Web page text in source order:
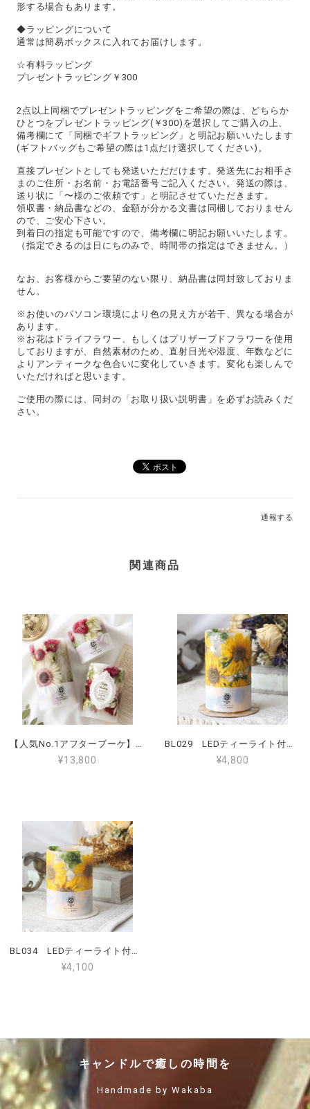
形する場合もあります。
◆ラッピングについて
通常は簡易ボックスに入れてお届けします。
☆有料ラッピング
プレゼントラッピング￥300
2点以上同梱でプレゼントラッピングをご希望の際は、どちらか
ひとつをプレゼントラッピング(￥300)を選択してご購入の上、
備考欄にて「同梱でギフトラッピング」と明記お願いいたします
(ギフトバッグもご希望の際は1点だけ選択してください)。
直接プレゼントとしても発送いただだけます。発送先にお相手さ
まのご住所・お名前・お電話番号ご記入ください。発送の際は、
送り状に「〜様のご依頼です」と明記させていただきます。
領収書・納品書などの、金額が分かる文書は同梱しておりません
ので、ご安心下さい。
到着日の指定も可能ですので、備考欄に明記お願いいたします。
（指定できるのは日にちのみで、時間帯の指定はできません。）
なお、お客様からご要望のない限り、納品書は同封致しておりま
せん。
※お使いのパソコン環境により色の見え方が若干、異なる場合が
あります。
※お花はドライフラワー、もしくはプリザーブドフラワーを使用
しておりますが、自然素材のため、直射日光や湿度、年数などに
よりアンティークな色合いに変化していきます。変化も楽しんで
いただければと思います。
ご使用の際には、同封の「お取り扱い説明書」を必ずお読みくだ
さい。
通報する
関連商品
¥13,800 ¥4,800
¥4,100
キャンドルで癒しの時間を
Handmade by Wakaba